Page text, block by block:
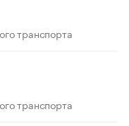
транспорта
транспорта